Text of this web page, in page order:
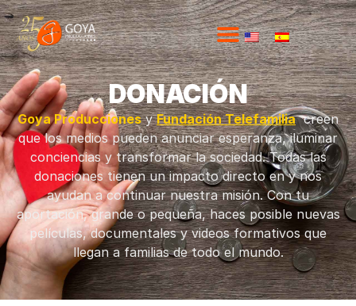
DONACIÓN
Goya ProduccionesyFundación Telefamiliacreen
que los medios pueden anunciar esperanza, iluminar
conciencias y transformar la sociedad. Todas las
donaciones tienen un impacto directo en y nos
ayudan a continuar nuestra misión.Con tu
aportación, grande o pequeña, haces posible nuevas
películas, documentales y videos formativos que
llegan a familias de todo el mundo.